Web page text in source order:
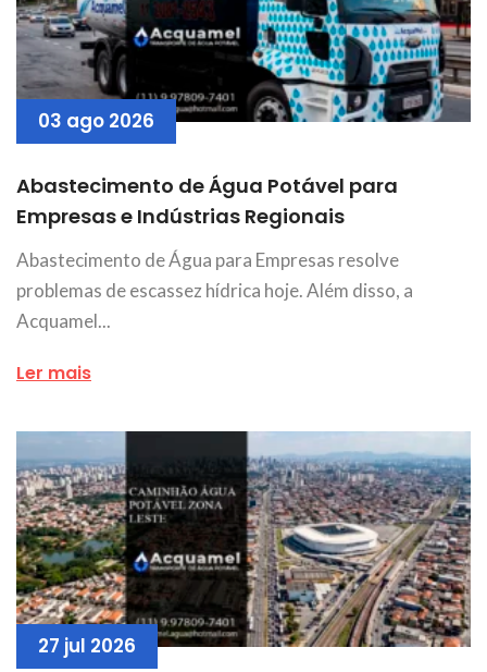
03 ago 2026
Abastecimento de Água Potável para
Empresas e Indústrias Regionais
Abastecimento de Água para Empresas resolve
problemas de escassez hídrica hoje. Além disso, a
Acquamel...
Ler mais
27 jul 2026